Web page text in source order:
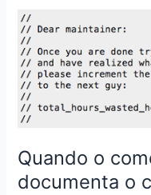
mais
um
guia:
Usando
Webpack
Quando o
documenta o